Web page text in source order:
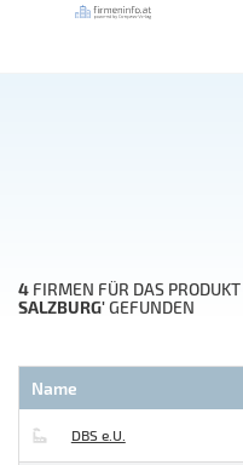
4 FIRMEN FÜR DAS PRODUKT
SALZBURG'GEFUNDEN
Name
DBS e.U.